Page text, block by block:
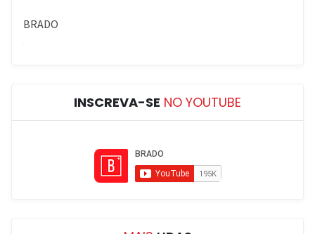
INSCREVA-SE NO YOUTUBE